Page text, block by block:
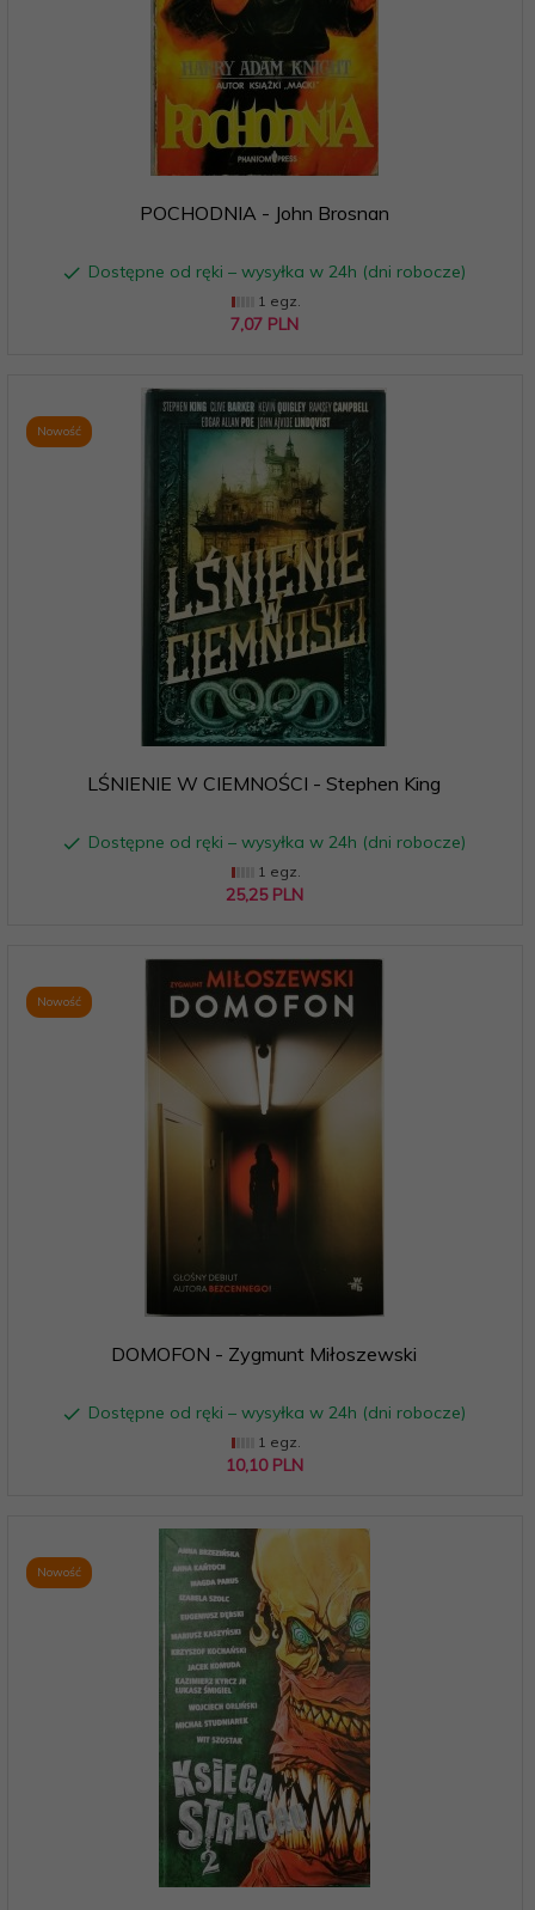
POCHODNIA - John Brosnan
Dostępne od ręki – wysyłka w 24h (dni robocze)
1 egz.
7,07 PLN
Nowość
LŚNIENIE W CIEMNOŚCI - Stephen King
Dostępne od ręki – wysyłka w 24h (dni robocze)
1 egz.
25,25 PLN
Nowość
DOMOFON - Zygmunt Miłoszewski
Dostępne od ręki – wysyłka w 24h (dni robocze)
1 egz.
10,10 PLN
Nowość